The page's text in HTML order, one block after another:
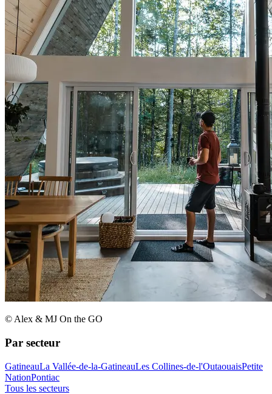
© Alex & MJ On the GO
Par secteur
GatineauLa Vallée-de-la-GatineauLes Collines-de-l'OutaouaisPetite
NationPontiac
Tous les secteurs